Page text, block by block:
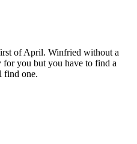
of April. Winfried without a
you but you have to find a
find one.